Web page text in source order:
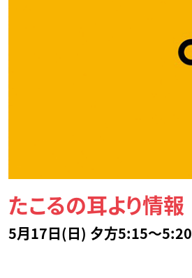
たこるの耳より情報
5月17日(日) 夕方5:15～5:20